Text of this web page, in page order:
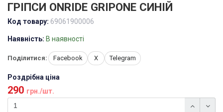
ГРІПСИ ONRIDE GRIPONE СИНІЙ
Код товару: 69061900006
Наявність: В наявності
Поділитися: Facebook X Telegram
Роздрібна ціна
290 грн./шт.